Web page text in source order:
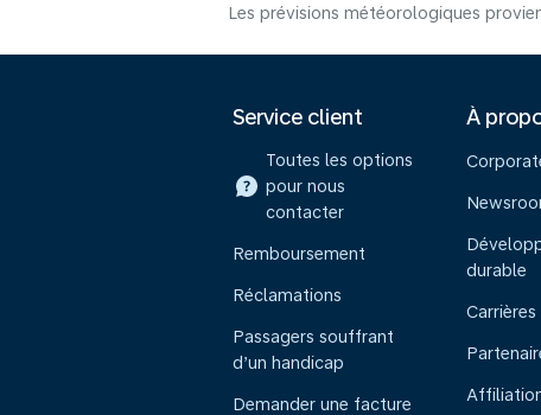
Les prévisions météorologiques
Service client
Toutes les options
pour nous
contacter
Remboursement
Réclamations
Passagers souffrant
d’un handicap
Demander une facture
À
durable
Carrières